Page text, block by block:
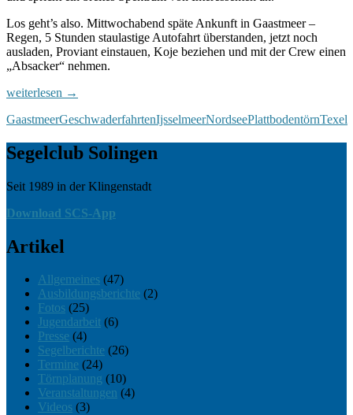
Los geht’s also. Mittwochabend späte Ankunft in Gaastmeer –
Regen, 5 Stunden staulastige Autofahrt überstanden, jetzt noch
ausladen, Proviant einstauen, Koje beziehen und mit der Crew einen
„Absacker“ nehmen.
Plattbodentour
Himmelfahrt
weiterlesen →
GaastmeerGeschwaderfahrtenIjsselmeerNordseePlattbodentörnTexel
Seit 1989 in der Klingenstadt
Segelclub Solingen
Seit 1989 in der Klingenstadt
Download SCS-App
Artikel
Allgemeines (47)
Ausbildungsberichte (2)
Fotos (25)
Jugendarbeit (6)
Presse (4)
Segelberichte (26)
Termine (24)
Törnplanung (10)
Veranstaltungen (4)
Videos (3)